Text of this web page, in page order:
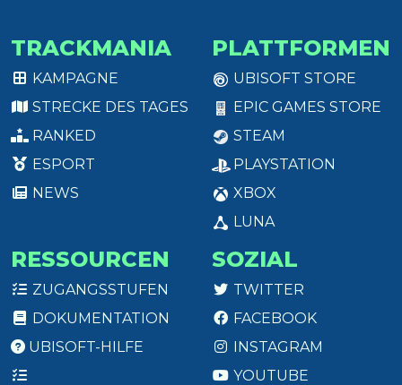
TRACKMANIA
KAMPAGNE
STRECKE DES TAGES
RANKED
ESPORT
NEWS
PLATTFORMEN
UBISOFT STORE
EPIC GAMES STORE
STEAM
PLAYSTATION
XBOX
LUNA
RESSOURCEN
ZUGANGSSTUFEN
DOKUMENTATION
UBISOFT-HILFE
SOZIAL
TWITTER
FACEBOOK
INSTAGRAM
YOUTUBE